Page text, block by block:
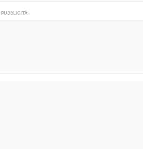
PUBBLICITÀ